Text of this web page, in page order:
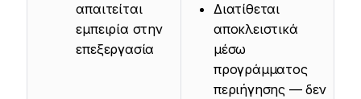
απαιτείται
εμπειρία στην
επεξεργασία
Διατίθεται
αποκλειστικά
μέσω
προγράμματος
περιήγησης — δεν